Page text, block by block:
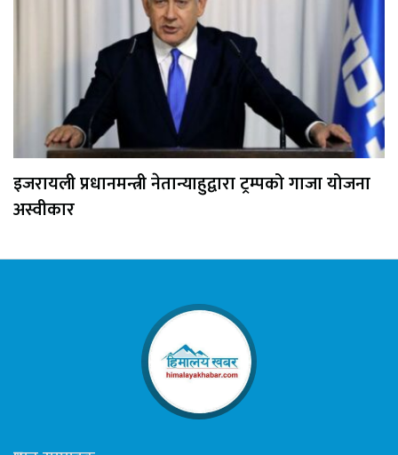
इजरायली प्रधानमन्त्री नेतान्याहुद्वारा ट्रम्पको गाजा योजना
अस्वीकार